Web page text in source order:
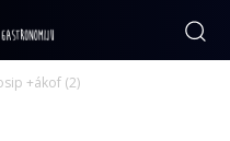
+ákof (2)